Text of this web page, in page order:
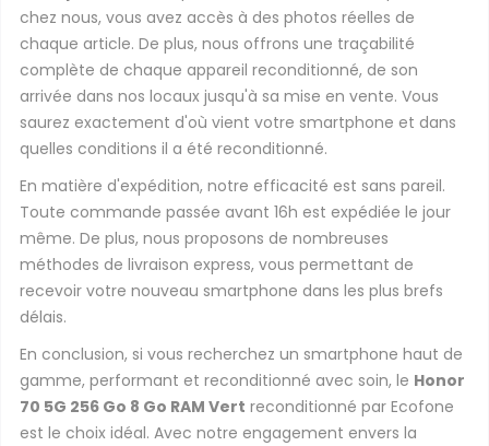
chez nous, vous avez accès à des photos réelles de
chaque article. De plus, nous offrons une traçabilité
complète de chaque appareil reconditionné, de son
arrivée dans nos locaux jusqu'à sa mise en vente. Vous
saurez exactement d'où vient votre smartphone et dans
quelles conditions il a été reconditionné.
En matière d'expédition, notre efficacité est sans pareil.
Toute commande passée avant 16h est expédiée le jour
même. De plus, nous proposons de nombreuses
méthodes de livraison express, vous permettant de
recevoir votre nouveau smartphone dans les plus brefs
délais.
En conclusion, si vous recherchez un smartphone haut de
gamme, performant et reconditionné avec soin, le Honor
70 5G 256 Go 8 Go RAM Vert reconditionné par Ecofone
est le choix idéal. Avec notre engagement envers la